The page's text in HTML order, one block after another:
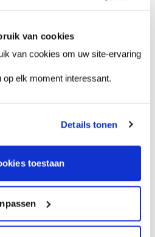
van cookies
van cookies om uw site-ervaring
op elk moment interessant.
Details tonen
toestaan
solventgedragen primer
bepaalde vlekken zoals
of nicotinevlekken niet
solventgedragen